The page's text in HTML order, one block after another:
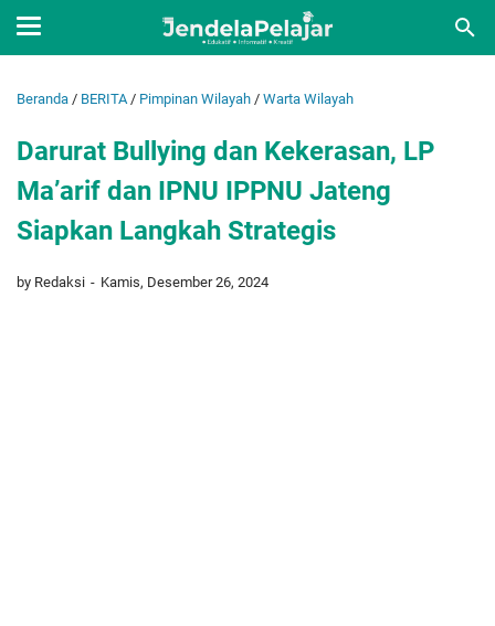
Beranda / BERITA / Pimpinan Wilayah / Warta Wilayah
Darurat Bullying dan Kekerasan, LP
Ma’arif dan IPNU IPPNU Jateng
Siapkan Langkah Strategis
by Redaksi Kamis, Desember 26, 2024